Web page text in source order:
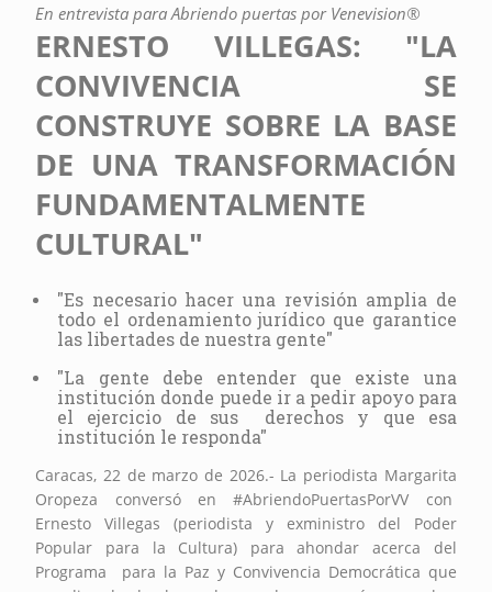
En entrevista para Abriendo puertas por Venevision®
ERNESTO VILLEGAS: "LA
CONVIVENCIA SE
CONSTRUYE SOBRE LA BASE
DE UNA TRANSFORMACIÓN
FUNDAMENTALMENTE
CULTURAL"
"Es necesario hacer una revisión amplia de
todo el ordenamiento jurídico que garantice
las libertades de nuestra gente"
"La gente debe entender que existe una
institución donde puede ir a pedir apoyo para
el ejercicio de sus derechos y que esa
institución le responda"
Caracas, 22 de marzo de 2026.- La periodista Margarita
Oropeza conversó en#AbriendoPuertasPorVV
con
Ernesto Villegas (periodista y exministro del Poder
Popular para la Cultura) para ahondar acerca del
Programa para la Paz y Convivencia Democrática que